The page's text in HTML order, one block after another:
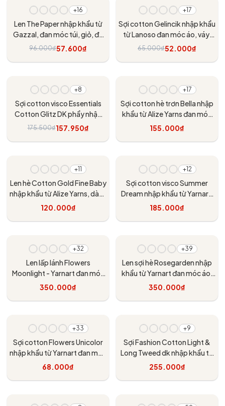
- 40%
+16
Len The Paper nhập khẩu từ
Gazzal, đan móc túi, giỏ, đồ
dùng trang trí nội thất
96.000₫57.600₫
- 20%
+17
Sợi cotton Gelincik nhập khẩu
từ Lanoso đan móc áo, váy,
đầm
65.000₫52.000₫
+8
Sợi cotton visco Essentials
Cotton Glitz DK phẩy nhập
khẩu từ Rico Design, đan móc
175.500₫157.950₫
+17
Sợi cotton hè trơn Bella nhập
khẩu từ Alize Yarns đan móc
áo, váy, khăn hè, mềm mại và
155.000₫
+11
Len hè Cotton Gold Fine Baby
nhập khẩu từ Alize Yarns, dành
cho bé, đan móc áo, váy
120.000₫
+12
Sợi cotton visco Summer
Dream nhập khẩu từ Yarnart,
đan móc áo, váy, khăn
185.000₫
+32
Len lấp lánh Flowers
Moonlight - Yarnart đan móc
áo, váy, khăn tam giác, áo
350.000₫
+39
Len sợi hè Rosegarden nhập
khẩu từ Yarnart đan móc áo,
váy, khăn quàng
350.000₫
+33
Sợi cotton Flowers Unicolor
nhập khẩu từ Yarnart đan móc
áo, váy, khăn
68.000₫
+9
Sợi Fashion Cotton Light &
Long Tweed dk nhập khẩu từ
Rico Design
255.000₫
- 40%